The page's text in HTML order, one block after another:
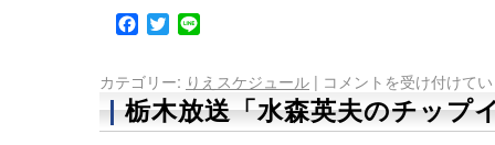
Facebook
Twitter
カテゴリー: りえスケジュール | コメントを受け付けて
栃木放送「水森英夫のチップ